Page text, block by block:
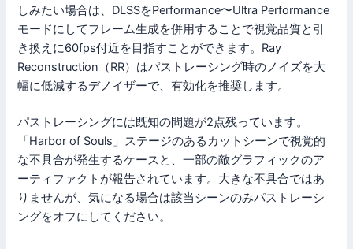
しみたい場合は、DLSSをPerformance〜Ultra Performance
モードにしてフレーム生成を併用することで視覚品質と引
き換えに60fps付近を目指すことができます。Ray
Reconstruction（RR）はパストレーシング時のノイズを大
幅に低減するデノイザーで、有効化を推奨します。
パストレーシングには既知の問題が2点残っています。
「Harbor of Souls」ステージのあるカットシーンで視覚的
な不具合が発生するケースと、一部の敵グラフィックのア
ーティファクトが報告されています。大きな不具合ではあ
りませんが、気になる場合は該当シーンのみパストレーシ
ングをオフにしてください。